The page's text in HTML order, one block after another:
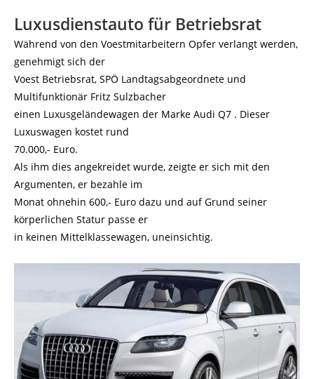
Luxusdienstauto für Betriebsrat
Während von den Voestmitarbeitern Opfer verlangt werden,
genehmigt sich der
Voest Betriebsrat, SPÖ Landtagsabgeordnete und
Multifunktionär Fritz Sulzbacher
einen Luxusgeländewagen der Marke Audi Q7 . Dieser
Luxuswagen kostet rund
70.000,- Euro.
Als ihm dies angekreidet wurde, zeigte er sich mit den
Argumenten, er bezahle im
Monat ohnehin 600,- Euro dazu und auf Grund seiner
körperlichen Statur passe er
in keinen Mittelklassewagen, uneinsichtig.